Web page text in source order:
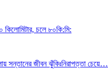
কিলোমিটার, চলে ৮০কি:মি:
সন্তানের জীবন ঝুঁকিঃনিরাপত্তা চেয়ে…